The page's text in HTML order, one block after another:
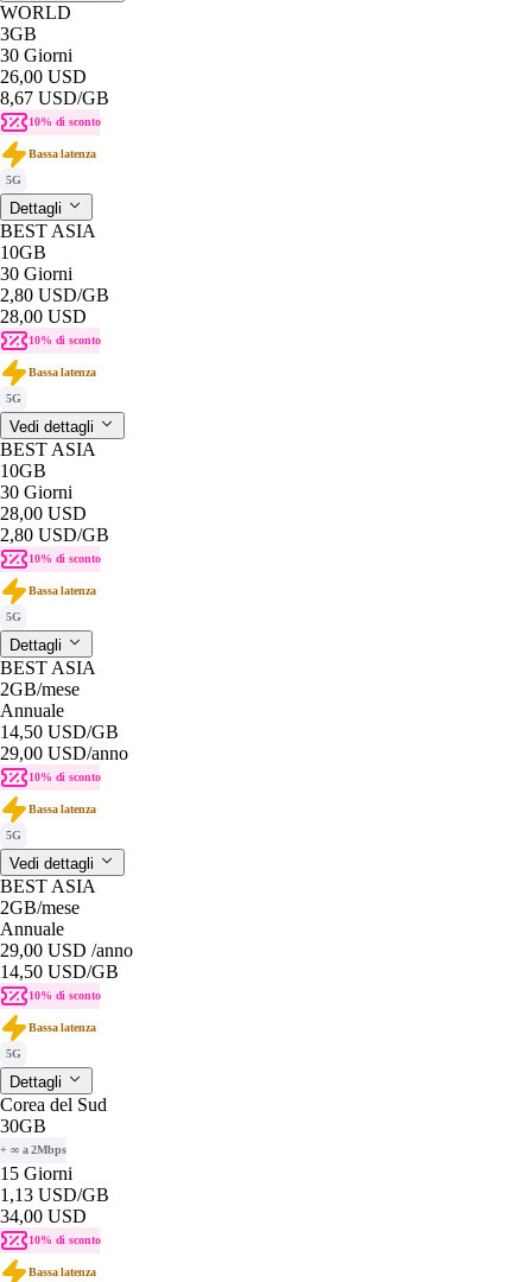
WORLD
3GB
30 Giorni
26,00 USD
8,67 USD/GB
10% di sconto
Bassa latenza
5G
Dettagli
BEST ASIA
10GB
30 Giorni
2,80 USD/GB
28,00 USD
10% di sconto
Bassa latenza
5G
Vedi dettagli
BEST ASIA
10GB
30 Giorni
28,00 USD
2,80 USD/GB
10% di sconto
Bassa latenza
5G
Dettagli
BEST ASIA
2GB/mese
Annuale
14,50 USD/GB
29,00 USD/anno
10% di sconto
Bassa latenza
5G
Vedi dettagli
BEST ASIA
2GB/mese
Annuale
29,00 USD /anno
14,50 USD/GB
10% di sconto
Bassa latenza
5G
Dettagli
Corea del Sud
30GB
+ ∞ a 2Mbps
15 Giorni
1,13 USD/GB
34,00 USD
10% di sconto
Bassa latenza